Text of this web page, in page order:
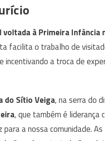
à Primeira Infância
facilita o trabalho de
a troca de
Sítio Veiga, na serra do
, que também é liderança
a nossa comunidade.